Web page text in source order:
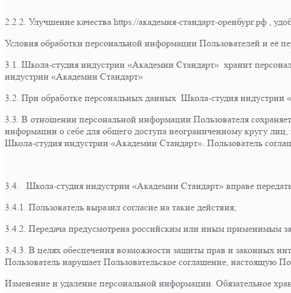
2.2.2. Улучшение качества https://академия-стандарт-оренбург.рф ,
Условия обработки персональной информации Пользователей и её
3.1. Школа-студия индустрии «Академии Стандарт» хранит
индустрии «Академии Стандарт»
3.2. При обработке персональных данных Школа-студия
3.3. В отношении персональной информации Пользователя
информации о себе для общего доступа неограниченному кругу лиц,
Школа-студия индустрии «Академии Стандарт». Пользователь
3.4. Школа-студия индустрии «Академии Стандарт» вправе
3.4.1. Пользователь выразил согласие на такие действия;
3.4.2. Передача предусмотрена российским или иным применимым
3.4.3. В целях обеспечения возможности защиты прав и законных
Пользователь нарушает Пользовательское соглашение, настоящую
Изменение и удаление персональной информации. Обязательное